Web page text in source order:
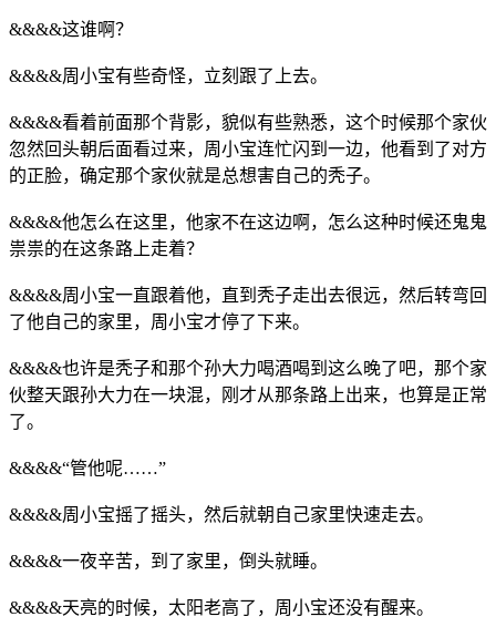
&&&&这谁啊？
&&&&周小宝有些奇怪，立刻跟了上去。
&&&&看着前面那个背影，貌似有些熟悉，这个时候那个家伙
忽然回头朝后面看过来，周小宝连忙闪到一边，他看到了对方
的正脸，确定那个家伙就是总想害自己的秃子。
&&&&他怎么在这里，他家不在这边啊，怎么这种时候还鬼鬼
祟祟的在这条路上走着？
&&&&周小宝一直跟着他，直到秃子走出去很远，然后转弯回
了他自己的家里，周小宝才停了下来。
&&&&也许是秃子和那个孙大力喝酒喝到这么晚了吧，那个家
伙整天跟孙大力在一块混，刚才从那条路上出来，也算是正常
了。
&&&&“管他呢……”
&&&&周小宝摇了摇头，然后就朝自己家里快速走去。
&&&&一夜辛苦，到了家里，倒头就睡。
&&&&天亮的时候，太阳老高了，周小宝还没有醒来。